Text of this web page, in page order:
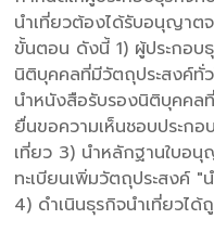
นำเที่ยวต้องได้รับอนุญาต
ขั้นตอน ดังนี้ 1) ผู้ประกอบ
นิติบุคคลที่มีวัตถุประสงค์
นำหนังสือรับรองนิติบุคคล
ยื่นขอความเห็นชอบประก
เที่ยว 3) นำหลักฐานใบอ
ทะเบียนเพิ่มวัตถุประสงค์
4) ดำเนินธุรกิจนำเที่ยวไ